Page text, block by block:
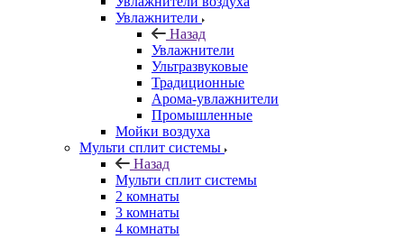
Увлажнители
Назад
Увлажнители
Ультразвуковые
Традиционные
Арома-увлажнители
Промышленные
Мойки воздуха
Мульти сплит системы
Назад
Мульти сплит системы
2 комнаты
3 комнаты
4 комнаты